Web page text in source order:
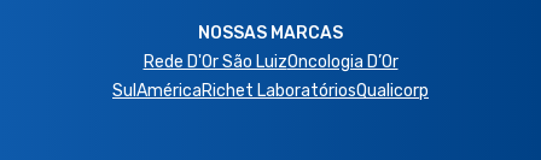
NOSSAS MARCAS
Rede D'Or São LuizOncologia D’Or
SulAméricaRichet LaboratóriosQualicorp